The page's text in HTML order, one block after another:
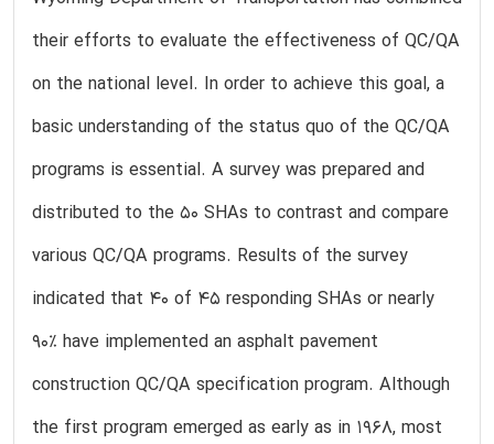
their efforts to evaluate the effectiveness of QC/QA
on the national level. In order to achieve this goal, a
basic understanding of the status quo of the QC/QA
programs is essential. A survey was prepared and
distributed to the 50 SHAs to contrast and compare
various QC/QA programs. Results of the survey
indicated that 40 of 45 responding SHAs or nearly
90% have implemented an asphalt pavement
construction QC/QA specification program. Although
the first program emerged as early as in 1968, most